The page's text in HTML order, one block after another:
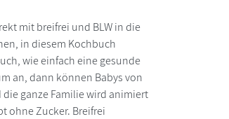
mit breifrei und BLW in die
in diesem Kochbuch
wie einfach eine gesunde
an, dann können Babys von
ganze Familie wird animiert
ohne Zucker. Breifrei